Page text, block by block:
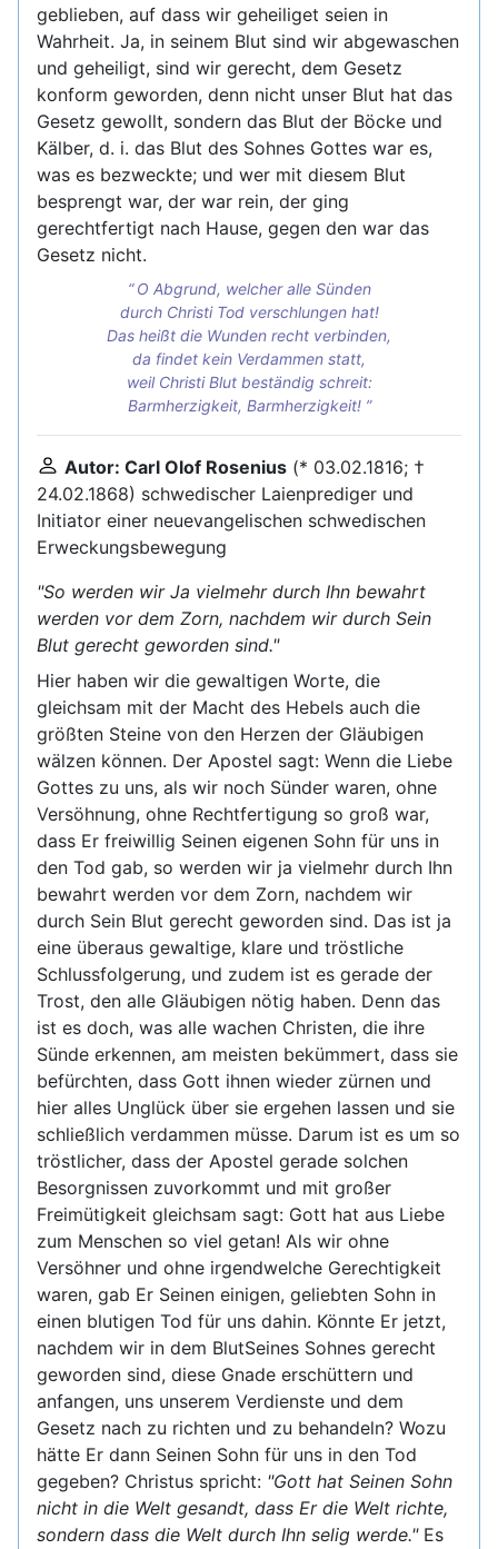
geblieben, auf dass wir geheiliget seien in
Wahrheit. Ja, in seinem Blut sind wir abgewaschen
und geheiligt, sind wir gerecht, dem Gesetz
konform geworden, denn nicht unser Blut hat das
Gesetz gewollt, sondern das Blut der Böcke und
Kälber, d. i. das Blut des Sohnes Gottes war es,
was es bezweckte; und wer mit diesem Blut
besprengt war, der war rein, der ging
gerechtfertigt nach Hause, gegen den war das
Gesetz nicht.
O Abgrund, welcher alle Sünden
durch Christi Tod verschlungen hat!
Das heißt die Wunden recht verbinden,
da findet kein Verdammen statt,
weil Christi Blut beständig schreit:
Barmherzigkeit, Barmherzigkeit!
Autor: Carl Olof Rosenius (* 03.02.1816; †
24.02.1868) schwedischer Laienprediger und
Initiator einer neuevangelischen schwedischen
Erweckungsbewegung
"So werden wir Ja vielmehr durch Ihn bewahrt
werden vor dem Zorn, nachdem wir durch Sein
Blut gerecht geworden sind."
Hier haben wir die gewaltigen Worte, die
gleichsam mit der Macht des Hebels auch die
größten Steine von den Herzen der Gläubigen
wälzen können. Der Apostel sagt: Wenn die Liebe
Gottes zu uns, als wir noch Sünder waren, ohne
Versöhnung, ohne Rechtfertigung so groß war,
dass Er freiwillig Seinen eigenen Sohn für uns in
den Tod gab, so werden wir ja vielmehr durch Ihn
bewahrt werden vor dem Zorn, nachdem wir
durch Sein Blut gerecht geworden sind. Das ist ja
eine überaus gewaltige, klare und tröstliche
Schlussfolgerung, und zudem ist es gerade der
Trost, den alle Gläubigen nötig haben. Denn das
ist es doch, was alle wachen Christen, die ihre
Sünde erkennen, am meisten bekümmert, dass sie
befürchten, dass Gott ihnen wieder zürnen und
hier alles Unglück über sie ergehen lassen und sie
schließlich verdammen müsse. Darum ist es um so
tröstlicher, dass der Apostel gerade solchen
Besorgnissen zuvorkommt und mit großer
Freimütigkeit gleichsam sagt: Gott hat aus Liebe
zum Menschen so viel getan! Als wir ohne
Versöhner und ohne irgendwelche Gerechtigkeit
waren, gab Er Seinen einigen, geliebten Sohn in
einen blutigen Tod für uns dahin. Könnte Er jetzt,
nachdem wir in dem BlutSeines Sohnes gerecht
geworden sind, diese Gnade erschüttern und
anfangen, uns unserem Verdienste und dem
Gesetz nach zu richten und zu behandeln? Wozu
hätte Er dann Seinen Sohn für uns in den Tod
gegeben? Christus spricht: "Gott hat Seinen Sohn
nicht in die Welt gesandt, dass Er die Welt richte,
sondern dass die Welt durch Ihn selig werde."Es